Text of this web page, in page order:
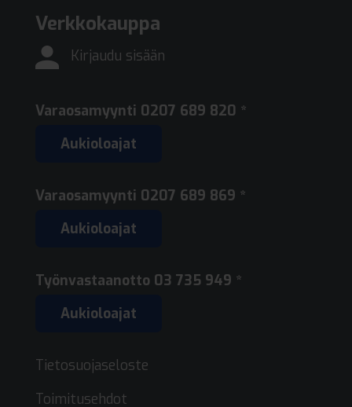
Verkkokauppa
Kirjaudu sisään
Varaosamyynti 0207 689 820 *
Aukioloajat
Varaosamyynti 0207 689 869 *
Aukioloajat
Työnvastaanotto 03 735 949 *
Aukioloajat
Tietosuojaseloste
Toimitusehdot